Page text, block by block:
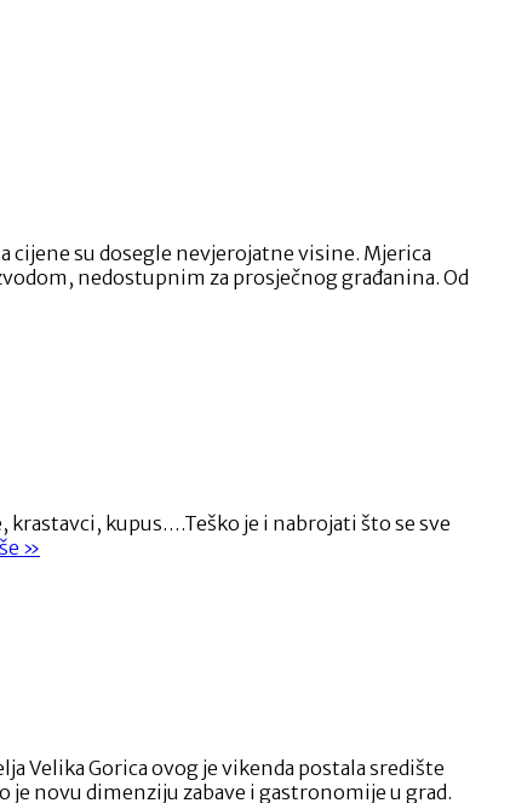
cijene su dosegle nevjerojatne visine. Mjerica
nedostupnim za prosječnog građanina. Od
krastavci, kupus….Teško je i nabrojati što se sve
“Posebna
»
Velika Gorica ovog je vikenda postala središte
novu dimenziju zabave i gastronomije u grad.